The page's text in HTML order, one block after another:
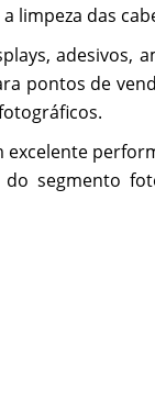
limpeza das
adesivos,
pontos de
segmento